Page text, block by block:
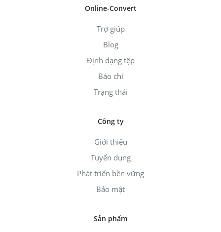
Online-Convert
Trợ giúp
Blog
Định dạng tệp
Báo chí
Trạng thái
Công ty
Giới thiệu
Tuyển dụng
Phát triển bền vững
Bảo mật
Sản phẩm